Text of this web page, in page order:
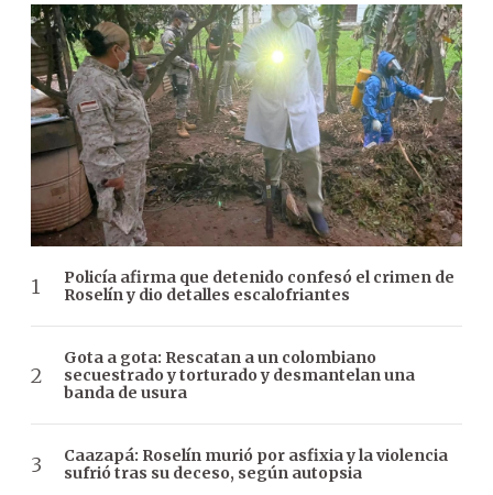
Policía afirma que detenido confesó el crimen de
Roselín y dio detalles escalofriantes
Gota a gota: Rescatan a un colombiano
secuestrado y torturado y desmantelan una
banda de usura
Caazapá: Roselín murió por asfixia y la violencia
sufrió tras su deceso, según autopsia